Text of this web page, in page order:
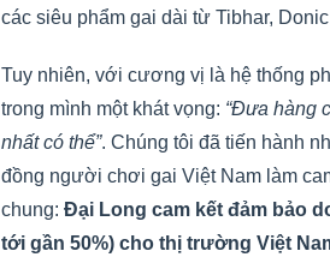
các siêu phẩm gai dài từ Tibhar,
Tuy nhiên, với cương vị là hệ thống
trong mình một khát vọng: “Đưa hàng
nhất có thể”. Chúng tôi đã tiến hành
đồng người chơi gai Việt Nam làm
chung: Đại Long cam kết đảm bảo
tới gần 50%) cho thị trường Việt